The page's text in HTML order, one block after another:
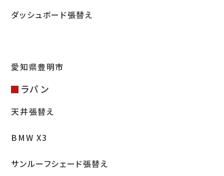
プライバシーポリシー
Tel.052-382-1913
9:00～18:00 / 不定休（完全予約制）
お問い合わせ
ダッシュボード張替え
愛知県豊明市
ラパン
天井張替え
BMW X3
サンルーフシェード張替え